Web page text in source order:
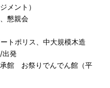
ント）
懇親会
ポリス、中大規模木造
発
お祭りでんでん館（平